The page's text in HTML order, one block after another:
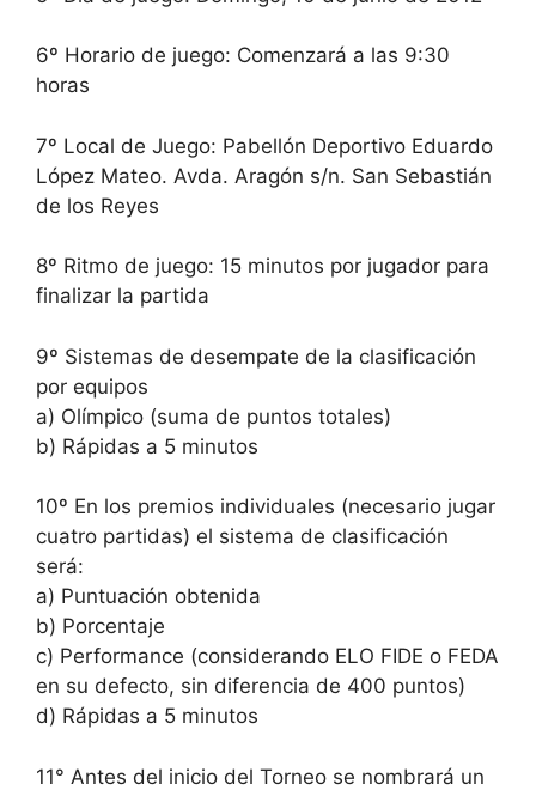
6º Horario de juego: Comenzará a las 9:30
horas
7º Local de Juego: Pabellón Deportivo Eduardo
López Mateo. Avda. Aragón s/n. San Sebastián
de los Reyes
8º Ritmo de juego: 15 minutos por jugador para
finalizar la partida
9º Sistemas de desempate de la clasificación
por equipos
a) Olímpico (suma de puntos totales)
b) Rápidas a 5 minutos
10º En los premios individuales (necesario jugar
cuatro partidas) el sistema de clasificación
será:
a) Puntuación obtenida
b) Porcentaje
c) Performance (considerando ELO FIDE o FEDA
en su defecto, sin diferencia de 400 puntos)
d) Rápidas a 5 minutos
11° Antes del inicio del Torneo se nombrará un